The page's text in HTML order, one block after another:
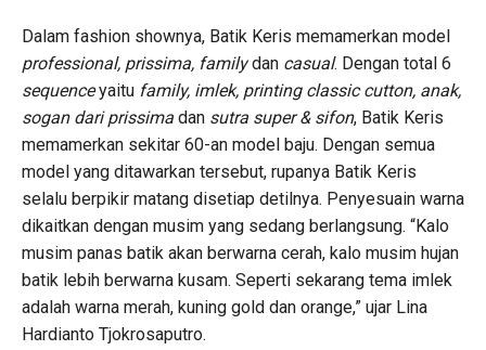
Dalam fashion shownya, Batik Keris memamerkan model
professional, prissima, familydan casual. Dengan total 6
sequenceyaitu family, imlek, printing classic cutton, anak,
sogan dari prissima dan sutra super & sifon, Batik Keris
memamerkan sekitar 60-an model baju. Dengan semua
model yang ditawarkan tersebut, rupanya Batik Keris
selalu berpikir matang disetiap detilnya. Penyesuain warna
dikaitkan dengan musim yang sedang berlangsung. “Kalo
musim panas batik akan berwarna cerah, kalo musim hujan
batik lebih berwarna kusam. Seperti sekarang tema imlek
adalah warna merah, kuning gold dan orange,” ujar Lina
Hardianto Tjokrosaputro.